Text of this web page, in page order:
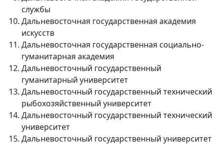
службы
Дальневосточная государственная академия
искусств
Дальневосточная государственная социально-
гуманитарная академия
Дальневосточный государственный
гуманитарный университет
Дальневосточный государственный технический
рыбохозяйственный университет
Дальневосточный государственный технический
университет
Дальневосточный государственный университет